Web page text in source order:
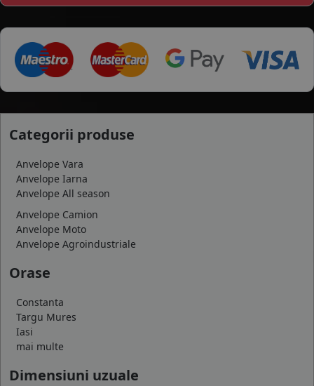
Categorii produse
Anvelope Vara
Anvelope Iarna
Anvelope All season
Anvelope Camion
Anvelope Moto
Anvelope Agroindustriale
Orase
Constanta
Targu Mures
Iasi
mai multe
Dimensiuni uzuale